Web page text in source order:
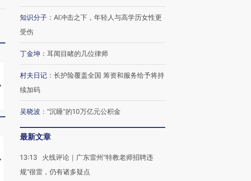
马航飞行员跨国走私7万
粒摇头丸 尿检体内含3种
【推广】走进第四届链博
会，让数智科技“链”接产
【特别呈现】寻找100种
有意思的生活方式·第三对
【商旅对话】华住集团
知识分子 ： AI冲击之下，年轻人与高学历女性更
受伤
丁金坤 ： 耳闻目睹的几位律师
村夫日记 ： 长护险覆盖全国 筹资和服务给予将持
续加码
吴晓波 ： “沉睡”的10万亿元公积金
最新文章
13:13
火线评论｜广东雷州“特教老师招聘违
规”很雷，仍有诸多疑点